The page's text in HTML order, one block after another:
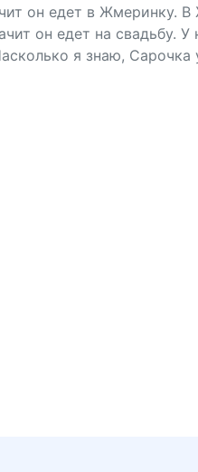
он едет в Жмеринку.
он едет на свадьбу. У
я знаю,